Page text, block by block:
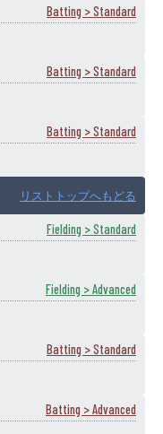
Batting > Standard
Batting > Standard
Batting > Standard
リストトップへもどる
Fielding > Standard
Fielding > Advanced
Batting > Standard
Batting > Advanced